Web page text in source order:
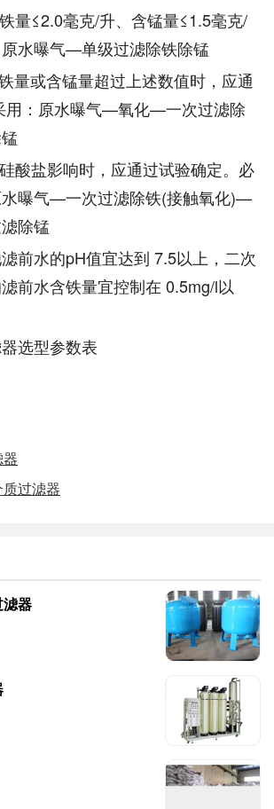
≤2.0毫克/升、含锰量≤1.5毫克/
水曝气—单级过滤除铁除锰
或含锰量超过上述数值时，应通
用：原水曝气—氧化—一次过滤除
盐影响时，应通过试验确定。必
曝气—一次过滤除铁(接触氧化)—
除锰
水的pH值宜达到 7.5以上，二次
前水含铁量宜控制在 0.5mg/l以
选型参数表
过滤器
器